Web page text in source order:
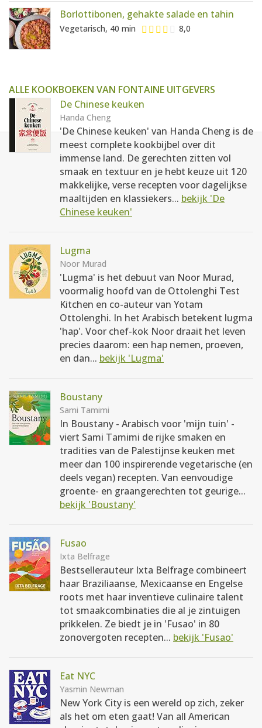
Borlottibonen, gehakte salade en tahin
Vegetarisch, 40 min 8,0
ALLE KOOKBOEKEN VAN FONTAINE UITGEVERS
De Chinese keuken
Handa Cheng
'De Chinese keuken' van Handa Cheng is de
meest complete kookbijbel over dit
immense land. De gerechten zitten vol
smaak en textuur en je hebt keuze uit 120
makkelijke, verse recepten voor dagelijkse
maaltijden en klassiekers... bekijk 'De
Chinese keuken'
Lugma
Noor Murad
'Lugma' is het debuut van Noor Murad,
voormalig hoofd van de Ottolenghi Test
Kitchen en co-auteur van Yotam
Ottolenghi. In het Arabisch betekent lugma
'hap'. Voor chef-kok Noor draait het leven
precies daarom: een hap nemen, proeven,
en dan... bekijk 'Lugma'
Boustany
Sami Tamimi
In Boustany - Arabisch voor 'mijn tuin' -
viert Sami Tamimi de rijke smaken en
tradities van de Palestijnse keuken met
meer dan 100 inspirerende vegetarische (en
deels vegan) recepten. Van eenvoudige
groente- en graangerechten tot geurige...
bekijk 'Boustany'
Fusao
Ixta Belfrage
Bestsellerauteur Ixta Belfrage combineert
haar Braziliaanse, Mexicaanse en Engelse
roots met haar inventieve culinaire talent
tot smaakcombinaties die al je zintuigen
prikkelen. Ze biedt je in 'Fusao' in 80
zonovergoten recepten... bekijk 'Fusao'
Eat NYC
Yasmin Newman
New York City is een wereld op zich, zeker
als het om eten gaat! Van all American